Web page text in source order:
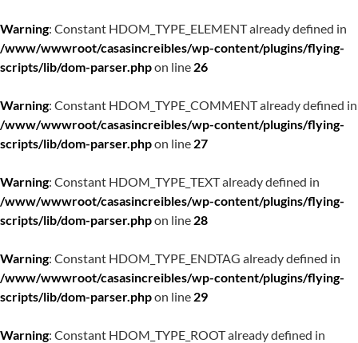
Warning: Constant HDOM_TYPE_ELEMENT already defined in
/www/wwwroot/casasincreibles/wp-content/plugins/flying-
scripts/lib/dom-parser.phpon line 26
Warning: Constant HDOM_TYPE_COMMENT already defined in
/www/wwwroot/casasincreibles/wp-content/plugins/flying-
scripts/lib/dom-parser.phpon line 27
Warning: Constant HDOM_TYPE_TEXT already defined in
/www/wwwroot/casasincreibles/wp-content/plugins/flying-
scripts/lib/dom-parser.phpon line 28
Warning: Constant HDOM_TYPE_ENDTAG already defined in
/www/wwwroot/casasincreibles/wp-content/plugins/flying-
scripts/lib/dom-parser.phpon line 29
Warning: Constant HDOM_TYPE_ROOT already defined in